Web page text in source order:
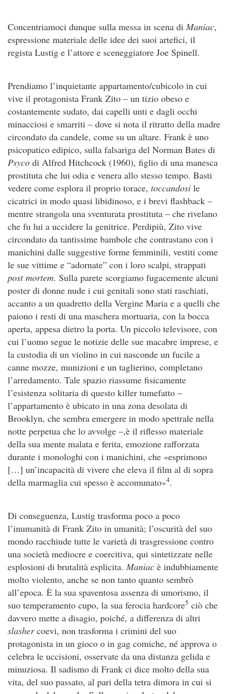
Concentriamoci dunque sulla messa in scena di Maniac,
espressione materiale delle idee dei suoi artefici, il
regista Lustig e l’attore e sceneggiatore Joe Spinell.
Prendiamo l’inquietante appartamento/cubicolo in cui
vive il protagonista Frank Zito – un tizio obeso e
costantemente sudato, dai capelli unti e dagli occhi
minacciosi e smarriti – dove si nota il ritratto della madre
circondato da candele, come su un altare. Frank è uno
psicopatico edipico, sulla falsariga del Norman Bates di
Psyco di Alfred Hitchcock (1960), figlio di una manesca
prostituta che lui odia e venera allo stesso tempo. Basti
vedere come esplora il proprio torace, toccandosi le
cicatrici in modo quasi libidinoso, e i brevi flashback –
mentre strangola una sventurata prostituta – che rivelano
che fu lui a uccidere la genitrice. Perdipiù, Zito vive
circondato da tantissime bambole che contrastano con i
manichini dalle suggestive forme femminili, vestiti come
le sue vittime e “adornate” con i loro scalpi, strappati
post mortem. Sulla parete scorgiamo fugacemente alcuni
poster di donne nude i cui genitali sono stati raschiati,
accanto a un quadretto della Vergine Maria e a quelli che
paiono i resti di una maschera mortuaria, con la bocca
aperta, appesa dietro la porta. Un piccolo televisore, con
cui l’uomo segue le notizie delle sue macabre imprese, e
la custodia di un violino in cui nasconde un fucile a
canne mozze, munizioni e un taglierino, completano
l’arredamento. Tale spazio riassume fisicamente
l’esistenza solitaria di questo killer tumefatto –
l’appartamento è ubicato in una zona desolata di
Brooklyn, che sembra emergere in modo spettrale nella
notte perpetua che lo avvolge –,è il riflesso materiale
della sua mente malata e ferita, emozione rafforzata
durante i monologhi con i manichini, che «esprimono
[…] un’incapacità di vivere che eleva il film al di sopra
della marmaglia cui spesso è accomunato»4.
Di conseguenza, Lustig trasforma poco a poco
l’inumanità di Frank Zito in umanità; l’oscurità del suo
mondo racchiude tutte le varietà di trasgressione contro
una società mediocre e coercitiva, qui sintetizzate nelle
esplosioni di brutalità esplicita. Maniac è indubbiamente
molto violento, anche se non tanto quanto sembrò
all’epoca. È la sua spaventosa assenza di umorismo, il
suo temperamento cupo, la sua ferocia hardcore5 ciò che
davvero mette a disagio, poiché, a differenza di altri
slashercoevi, non trasforma i crimini del suo
protagonista in un gioco o in gag comiche, né approva o
celebra le uccisioni, osservate da una distanza gelida e
minuziosa. Il sadismo di Frank ci dice molto della sua
vita, del suo passato, al pari della tetra dimora in cui si